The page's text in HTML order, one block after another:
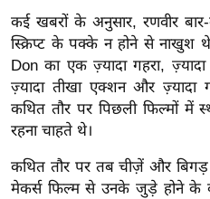
व
र्ल्ड
न्यू
ज
ब्री
फ
म
नो
कई खबरों के अनुसार, रणवीर बार-
स्क्रिप्ट के पक्के न होने से नाखुश
Don का एक ज़्यादा गहरा,
ज़्यादा तीखा एक्शन और
कथित तौर पर पिछली फिल्मों में
रहना चाहते थे।
कथित तौर पर तब चीज़ें और
मेकर्स फिल्म से उनके जुड़े होने के